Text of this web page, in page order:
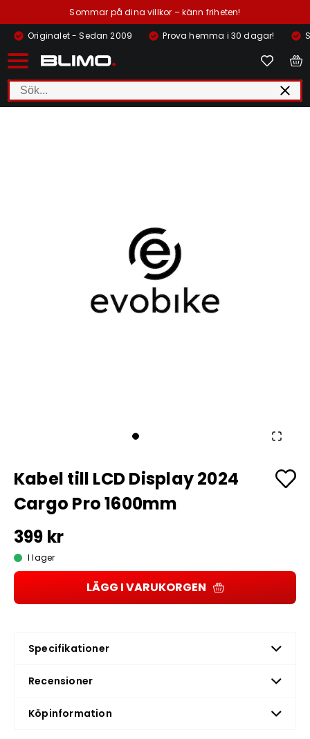
Sommar på dina villkor – känn friheten!
Originalet - Sedan 2009
Prova hemma i 30 dagar!
Kabel till LCD Display 2024
Cargo Pro 1600mm
399 kr
I lager
LÄGG I VARUKORGEN
Specifikationer
Recensioner
Köpinformation